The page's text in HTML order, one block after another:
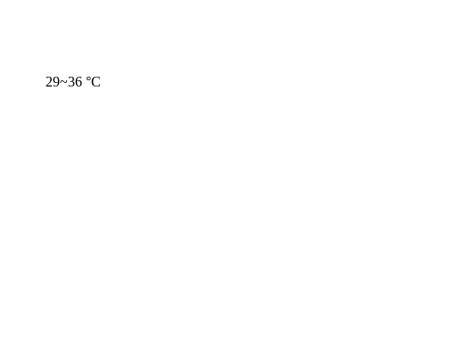
29~36 °C